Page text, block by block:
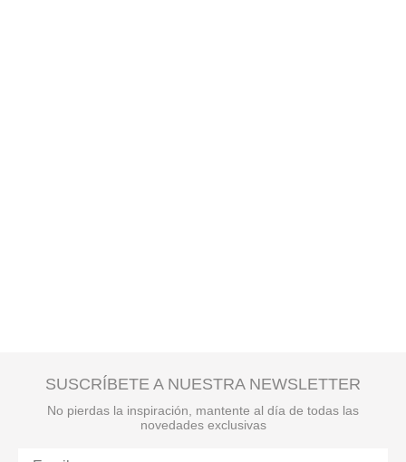
SUSCRÍBETE A NUESTRA NEWSLETTER
No pierdas la inspiración, mantente al día de todas las
novedades exclusivas